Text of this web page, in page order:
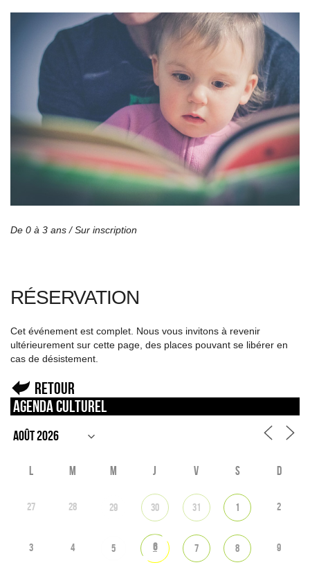
De 0 à 3 ans /Sur inscription
RÉSERVATION
Cet événement est complet. Nous vous invitons à revenir
ultérieurement sur cette page, des places pouvant se libérer en
cas de désistement.
Retour
Agenda culturel
L M M J V S D
27 28 29 30 31 1 2
3 4 5 6 7 8 9